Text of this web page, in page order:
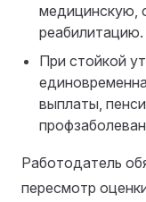
медицинскую,
реабилитацию.
При стойкой
выплаты,
Работодатель
пересмотр